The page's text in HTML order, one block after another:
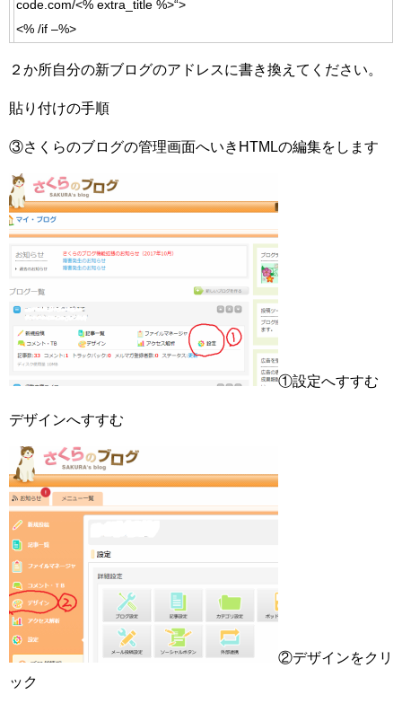
code.com/<% extra_title %>“>
<% /if –%>
２か所自分の新ブログのアドレスに書き換えてください。
貼り付けの手順
③さくらのブログの管理画面へいきHTMLの編集をします
①設定へすすむ
デザインへすすむ
②デザインをクリ
ック